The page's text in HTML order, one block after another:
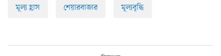
মূল্য হ্রাস শেয়ারবাজার মূল্যবৃদ্ধি